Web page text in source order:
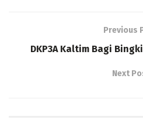
Previous
DKP3A Kaltim Bagi
Next